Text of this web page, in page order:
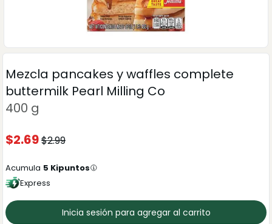
Mezcla pancakes y waffles complete
buttermilk Pearl Milling Co
400 g
$2.69$2.99
Acumula 5 Kipuntos
Express
Inicia sesión para agregar al carrito